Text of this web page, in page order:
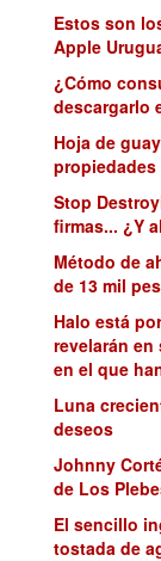
Estos son
Apple
¿Cómo
descargarlo
Hoja de
Stop
firmas... ¿Y
Método de
de 13 mil
Halo está
revelarán
en el que
Luna
deseos
Johnny
de Los
El sencillo
tostada de